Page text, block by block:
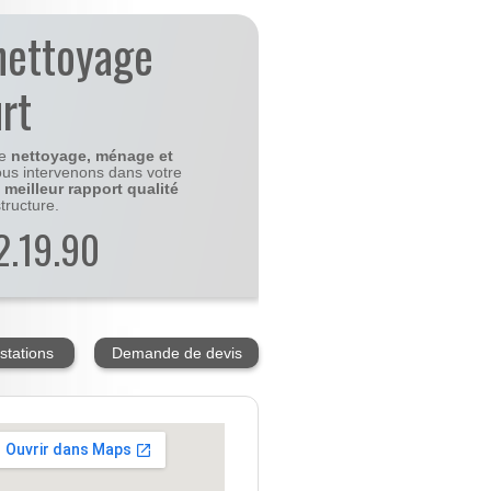
nettoyage, ménage et
intervenons dans votre
meilleur rapport qualité
Demande de devis